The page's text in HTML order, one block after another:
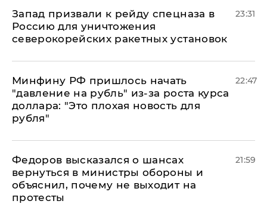
Запад призвали к рейду спецназа в
Россию для уничтожения
северокорейских ракетных установок
23:31
Минфину РФ пришлось начать
"давление на рубль" из-за роста курса
доллара: "Это плохая новость для
рубля"
22:47
Федоров высказался о шансах
вернуться в министры обороны и
объяснил, почему не выходит на
протесты
21:59